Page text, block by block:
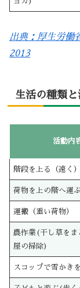
出典：厚生労働
2013
生活の種類と
活動内
階段を上る（速く）
荷物を上の階へ運
運搬（重い荷物）
農作業(干し草をま
屋の掃除)
スコップで雪かき